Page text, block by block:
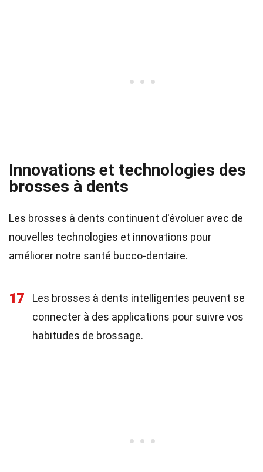
Innovations et technologies des
brosses à dents
Les brosses à dents continuent d'évoluer avec de
nouvelles technologies et innovations pour
améliorer notre santé bucco-dentaire.
17
Les brosses à dents intelligentes peuvent se
connecter à des applications pour suivre vos
habitudes de brossage.